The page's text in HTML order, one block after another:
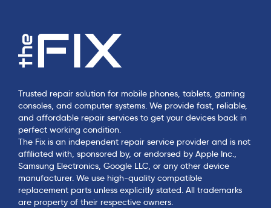
Trusted repair solution for mobile phones, tablets, gaming
consoles, and computer systems. We provide fast, reliable,
and affordable repair services to get your devices back in
perfect working condition.
The Fix is an independent repair service provider and is not
affiliated with, sponsored by, or endorsed by Apple Inc.,
Samsung Electronics, Google LLC, or any other device
manufacturer. We use high-quality compatible
replacement parts unless explicitly stated. All trademarks
are property of their respective owners.